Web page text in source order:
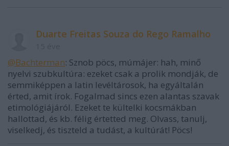
Duarte Freitas Souza do Rego Ramalho
@Bachterman: Sznob pöcs, múmájer: hah, minő
nyelvi szubkultúra: ezeket csak a prolik mondják, de
semmiképpen a latin levéltárosok, ha egyáltalán
érted, amit írok. Fogalmad sincs ezen alantas szavak
etimológiájáról. Ezeket te kültelki kocsmákban
hallottad, és kb. félig értetted meg. Olvass, tanulj,
viselkedj, és tiszteld a tudást, a kultúrát! Pöcs!